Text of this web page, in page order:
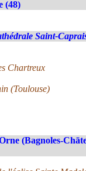
(48)
Saint-
Chartreux
(Toulouse)
(Bagnoles-